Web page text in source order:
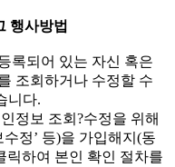
행사방법
록되어 있는 자신 혹은
조회하거나 수정할 수
니다.
정보 조회?수정을 위해
정’ 등)을 가입해지(동
릭하여 본인 확인 절차를